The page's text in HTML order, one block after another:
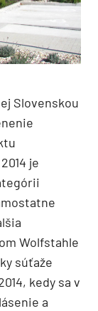
Slovenskou
je
Wolfstahle
súťaže
kedy sa v
a